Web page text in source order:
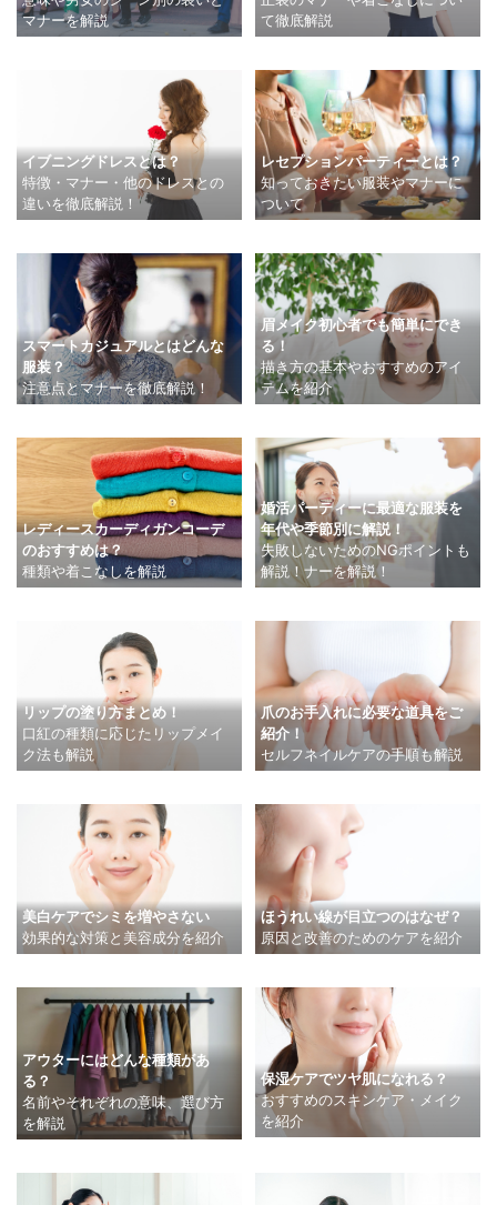
マナーを解説
て徹底解説
イブニングドレスとは？
特徴・マナー・他のドレスとの
違いを徹底解説！
レセプションパーティーとは？
知っておきたい服装やマナーに
ついて
スマートカジュアルとはどんな
服装？
注意点とマナーを徹底解説！
眉メイク初心者でも簡単にでき
る！
描き方の基本やおすすめのアイ
テムを紹介
レディースカーディガンコーデ
のおすすめは？
種類や着こなしを解説
婚活パーティーに最適な服装を
年代や季節別に解説！
失敗しないためのNGポイントも
解説！ナーを解説！
リップの塗り方まとめ！
口紅の種類に応じたリップメイ
ク法も解説
爪のお手入れに必要な道具をご
紹介！
セルフネイルケアの手順も解説
美白ケアでシミを増やさない
効果的な対策と美容成分を紹介
ほうれい線が目立つのはなぜ？
原因と改善のためのケアを紹介
アウターにはどんな種類があ
る？
名前やそれぞれの意味、選び方
を解説
保湿ケアでツヤ肌になれる？
おすすめのスキンケア・メイク
を紹介